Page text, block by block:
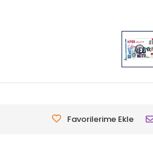
Favorilerime Ekle